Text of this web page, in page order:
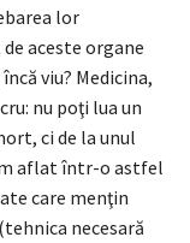
lor
aceste organe
viu? Medicina,
nu poţi lua un
ci de la unul
aflat într-o astfel
care menţin
necesară